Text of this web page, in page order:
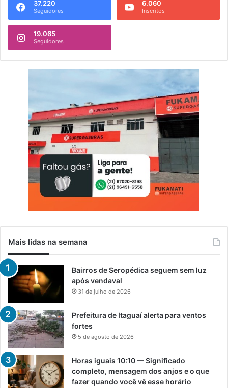
37.220
Seguidores
6.060
Inscritos
19.065
Seguidores
Mais lidas na semana
Bairros de Seropédica seguem sem luz
após vendaval
31 de julho de 2026
Prefeitura de Itaguaí alerta para ventos
fortes
5 de agosto de 2026
Horas iguais 10:10 — Significado
completo, mensagem dos anjos e o que
fazer quando você vê esse horário